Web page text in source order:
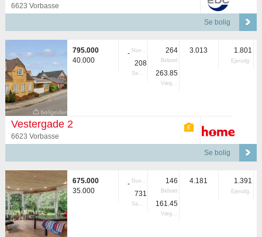
6623 Vorbasse
Se bolig
795.000
40.000
- Nuvær.
208
Samlet
264
Beboet
263.85
Vægtet
3.013 1.801
Ejerudg.
Vestergade 2
6623 Vorbasse
Se bolig
675.000
35.000
- Nuvær.
731
Samlet
146
Beboet
161.45
Vægtet
4.181 1.391
Ejerudg.